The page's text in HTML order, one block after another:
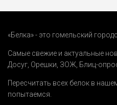
«Белка» - это гомельский
Самые свежие и актуальные
Досуг Орешки ЗОЖ Блиц-
Пересчитать всех белок в
попытаемся.